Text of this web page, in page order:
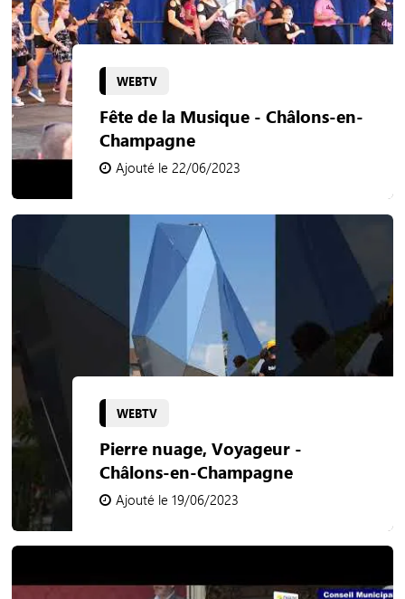
WEBTV
Fête de la Musique - Châlons-en-
Champagne
Ajouté le 22/06/2023
WEBTV
Pierre nuage, Voyageur -
Châlons-en-Champagne
Ajouté le 19/06/2023